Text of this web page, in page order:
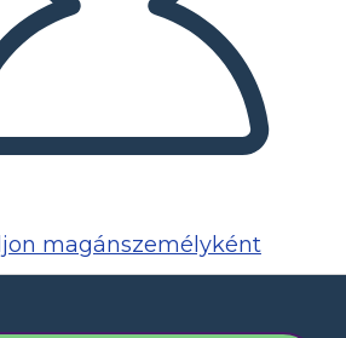
magánszemélyként